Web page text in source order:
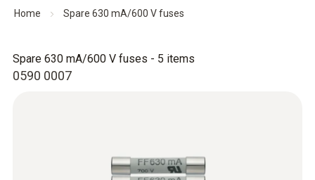
Home Spare 630 mA/600 V fuses
0590 0007
Spare 630 mA/600 V fuses - 5 items